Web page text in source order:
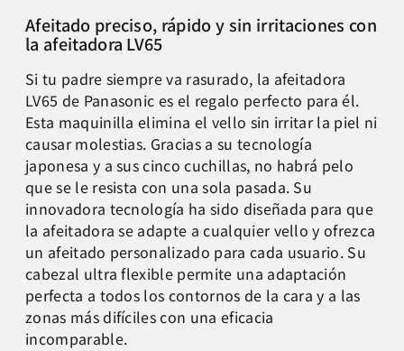
Afeitado preciso, rápido y sin irritaciones con
la afeitadora LV65
Si tu padre siempre va rasurado, la afeitadora
LV65 de Panasonic es el regalo perfecto para él.
Esta maquinilla elimina el vello sin irritar la piel ni
causar molestias. Gracias a su tecnología
japonesa y a sus cinco cuchillas, no habrá pelo
que se le resista con una sola pasada. Su
innovadora tecnología ha sido diseñada para que
la afeitadora se adapte a cualquier vello y ofrezca
un afeitado personalizado para cada usuario. Su
cabezal ultra flexible permite una adaptación
perfecta a todos los contornos de la cara y a las
zonas más difíciles con una eficacia
incomparable.